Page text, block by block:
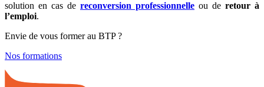
solution en cas de reconversion professionnelle ou de retour à
l’emploi.
Envie de vous former au BTP ?
Nos formations